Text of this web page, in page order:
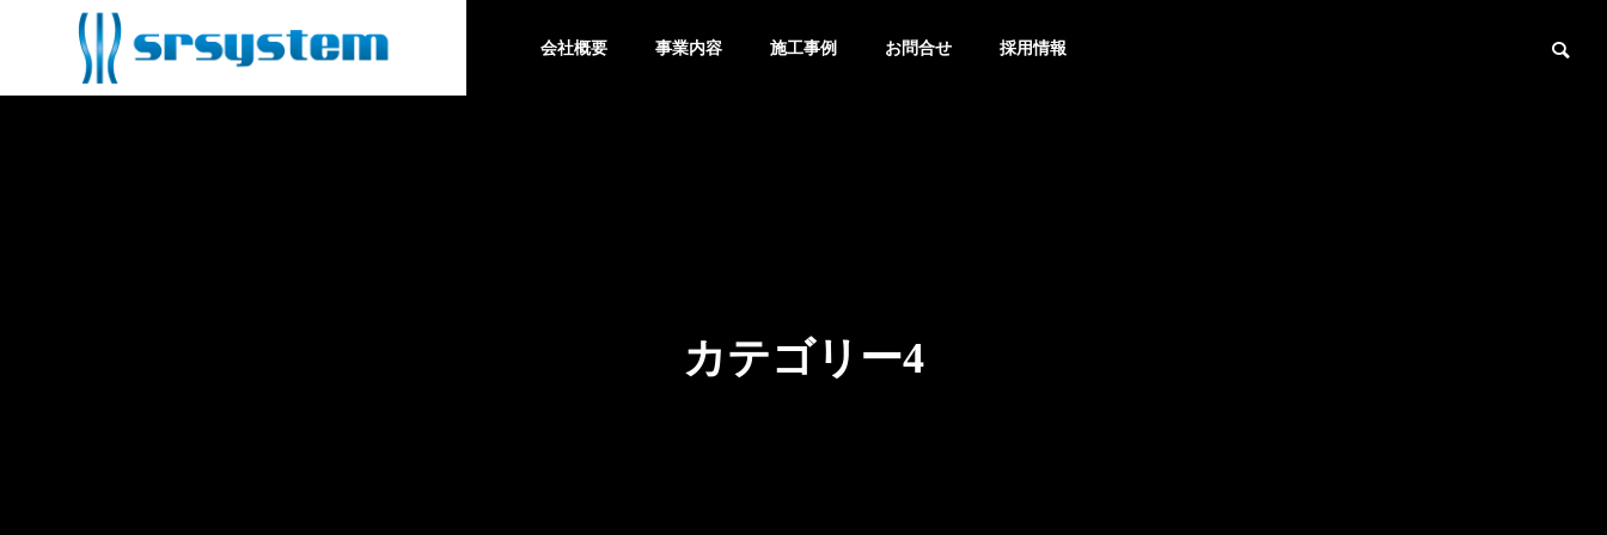
会社概要 事業内容 施工事例 お問合せ 採用情報
カテゴリー4